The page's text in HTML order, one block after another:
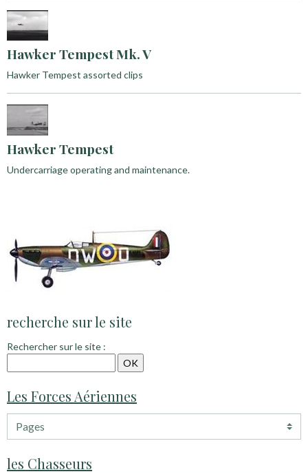
Hawker Tempest Mk. V
Hawker Tempest assorted clips
Hawker Tempest
Undercarriage operating and maintenance.
recherche sur le site
Rechercher sur le site :
Les Forces Aériennes
les Chasseurs